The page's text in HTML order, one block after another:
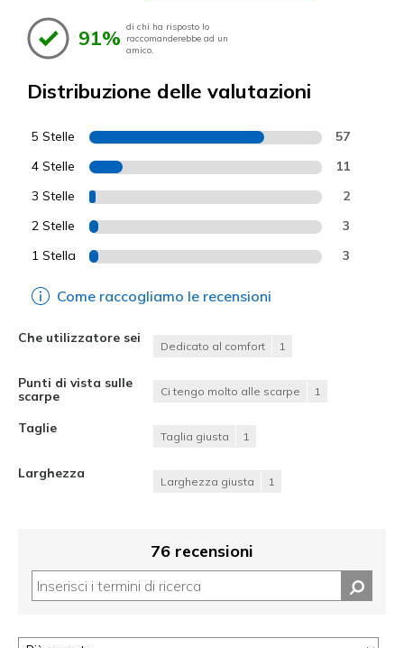
91% di chi ha risposto lo
raccomanderebbe ad un
amico.
Distribuzione delle valutazioni
5 Stelle 57
4 Stelle 11
3 Stelle 2
2 Stelle 3
1 Stella 3
Come raccogliamo le recensioni
Che utilizzatore sei
Dedicato al comfort 1
Punti di vista sulle
scarpe
Ci tengo molto alle scarpe 1
Taglie
Taglia giusta 1
Larghezza
Larghezza giusta 1
76 recensioni